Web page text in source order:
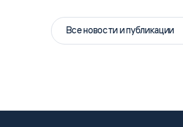
Все новости и публикации